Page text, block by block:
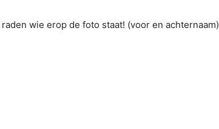
wie erop de foto staat! (voor en achternaam)